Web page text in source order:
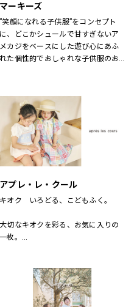
マーキーズ
”笑顔になれる子供服”をコンセプト
に、どこかシュールで甘すぎないア
メカジをベースにした遊び心にあふ
れた個性的でおしゃれな子供服のお
アプレ・レ・クール
キオク　いろどる、こどもふく。
大切なキオクを彩る、お気に入りの
一枚。
日々を　トクベツに過ごせるそんな
「一枚」をお届けします。